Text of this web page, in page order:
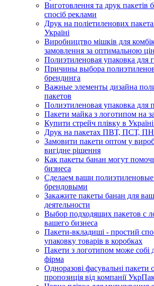
Виготовлення та друк пакетів
спосіб реклами
Друк на поліетиленових
Україні
Виробництво мішків для
замовлення за оптимальною
Полиэтиленовая упаковка для
Причины выбора
брендинга
Важные элементы дизайна
пакетов
Полиэтиленовая упаковка для
Пакети майка з логотипом на
Купити стрейч плівку в
Друк на пакетах ПВТ, ПСТ,
Замовити пакети оптом у
вигідне рішення
Как пакеты банан могут
бизнеса
Сделаем ваши
брендовыми
Закажите пакеты банан для
деятельности
Выбор подходящих пакетов с
вашего бизнеса
Пакети-вкладиші - простий
упаковку товарів в коробках
Пакети з логотипом може собі
фірма
Одноразові фасувальні пакети
пропозиція від компанії